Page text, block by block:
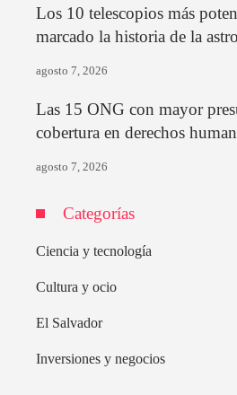
Los 10 telescopios más
marcado la historia de la
agosto 7, 2026
Las 15 ONG con mayor
cobertura en derechos
agosto 7, 2026
Categorías
Ciencia y tecnología
Cultura y ocio
El Salvador
Inversiones y negocios